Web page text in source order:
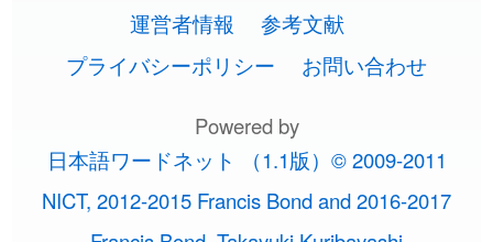
2026-08-06 「大筋」のイメージを追加しました
2026-08-06 「 翌朝」のイメージを追加しました User feedback
」のイメージを追加しました
2026-08-06 「研究熱心 」のイメージを追加しまし
ひらがなの書き方・書き順
カタカナの書き方・書き順
スラングの意味・語源・例文・英語・
画数別なまえ漢字一覧
名前イメージイラスト一覧
イメージ・印象から漢字や熟語を探す
英単語リスニングテスト
英語の意味・発音の違い
略語の正式名称・意味・発音辞典
韓国語手書き入力
外国語翻訳ツール
プレミアリーグ選手名一覧
WEリーグ選手名一覧
東京オリンピック選手名一覧
有名人名前読みクイズ（毎日更新）
四字熟語デイリー穴埋めクイズ（毎日
更新）
四字熟語パズルゲーム
す。
漢字読み方検索ブックマークレット
英語・カタカナ語意味検索ブックマー
クレット
その他の便利ツールです。
絵文字の意味と使い方
トレンドワード・イメージギャラリ
ー
運営者情報
参考文献
プライバシーポリシー
お問い合わせ
Powered by
日本語ワードネット （1.1版）© 2009-2011
NICT, 2012-2015 Francis Bond and 2016-2017